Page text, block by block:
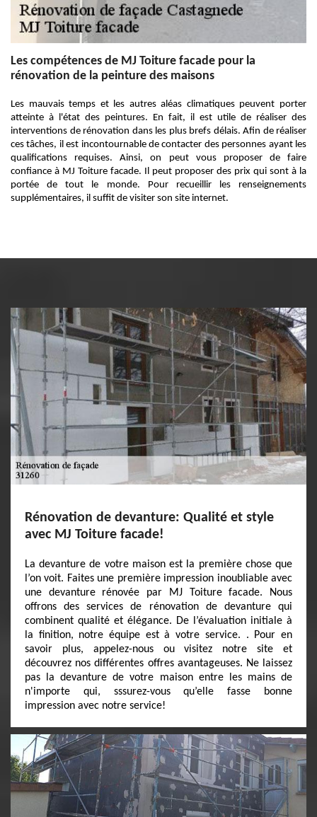
Les compétences de MJ Toiture facade pour la
rénovation de la peinture des maisons
Les mauvais temps et les autres aléas climatiques peuvent porter
atteinte à l'état des peintures. En fait, il est utile de réaliser des
interventions de rénovation dans les plus brefs délais. Afin de réaliser
ces tâches, il est incontournable de contacter des personnes ayant les
qualifications requises. Ainsi, on peut vous proposer de faire
confiance à MJ Toiture facade. Il peut proposer des prix qui sont à la
portée de tout le monde. Pour recueillir les renseignements
supplémentaires, il suffit de visiter son site internet.
Rénovation de devanture: Qualité et style
avec MJ Toiture facade!
La devanture de votre maison est la première chose que
l’on voit. Faites une première impression inoubliable avec
une devanture rénovée par MJ Toiture facade. Nous
offrons des services de rénovation de devanture qui
combinent qualité et élégance. De l’évaluation initiale à
la finition, notre équipe est à votre service. . Pour en
savoir plus, appelez-nous ou visitez notre site et
découvrez nos différentes offres avantageuses. Ne laissez
pas la devanture de votre maison entre les mains de
n'importe qui, sssurez-vous qu’elle fasse bonne
impression avec notre service!